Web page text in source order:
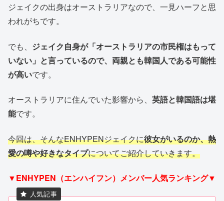
ジェイクの出身はオーストラリアなので、一見ハーフと思
われがちです。
でも、 ジェイク自身が「オーストラリアの市民権はもって
いない」と言っているので、両親とも韓国人である可能性
が高いです。
オーストラリアに住んでいた影響から、 英語と韓国語は堪
能です。
今回は、そんなENHYPENジェイクに彼女がいるのか、熱
愛の噂や好きなタイプについてご紹介していきます。
▼ENHYPEN（エンハイフン）メンバー人気ランキング▼